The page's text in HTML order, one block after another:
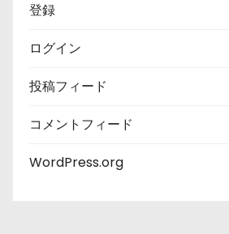
登録
ログイン
投稿フィード
コメントフィード
WordPress.org